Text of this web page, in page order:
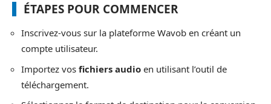
ÉTAPES POUR COMMENCER
Inscrivez-vous sur la plateforme Wavob en créant un
compte utilisateur.
Importez vos fichiers audio en utilisant l’outil de
téléchargement.